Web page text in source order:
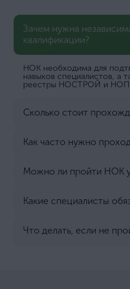
Зачем нужна
квалификации?
НОК необходима для
навыков специалистов, а
реестры НОСТРОЙ и
Сколько стоит
Как часто нужно
Можно ли пройти НОК
Какие специалисты
Что делать, если не